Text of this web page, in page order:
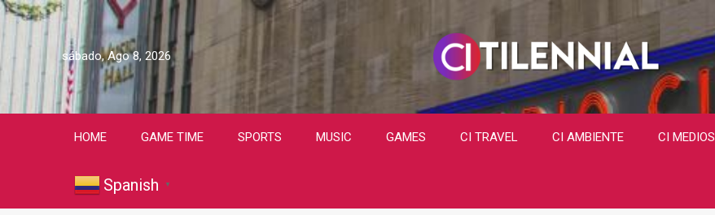
sábado, Ago 8, 2026
HOME GAME TIME SPORTS MUSIC GAMES CI TRAVEL CI AMBIENTE CI MEDIOS
Spanish ▼